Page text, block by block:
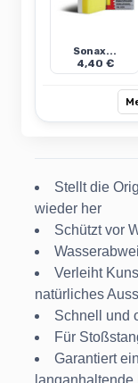
Sonax...
4,40 €
Stellt die
wieder her
Schützt vor
Verleiht
natürliches
Schnell und
Für
Garantiert